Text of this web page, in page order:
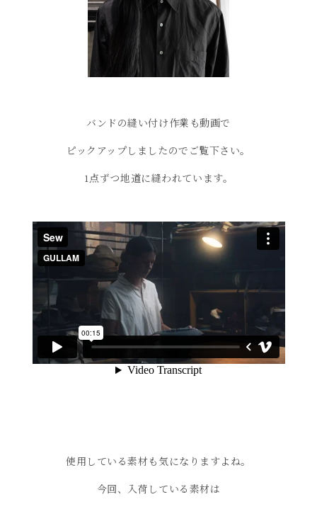
バンドの縫い付け作業も動画で
ピックアップしましたのでご覧下さい。
1点ずつ地道に縫われています。
使用している素材も気になりますよね。
今回、入荷している素材は